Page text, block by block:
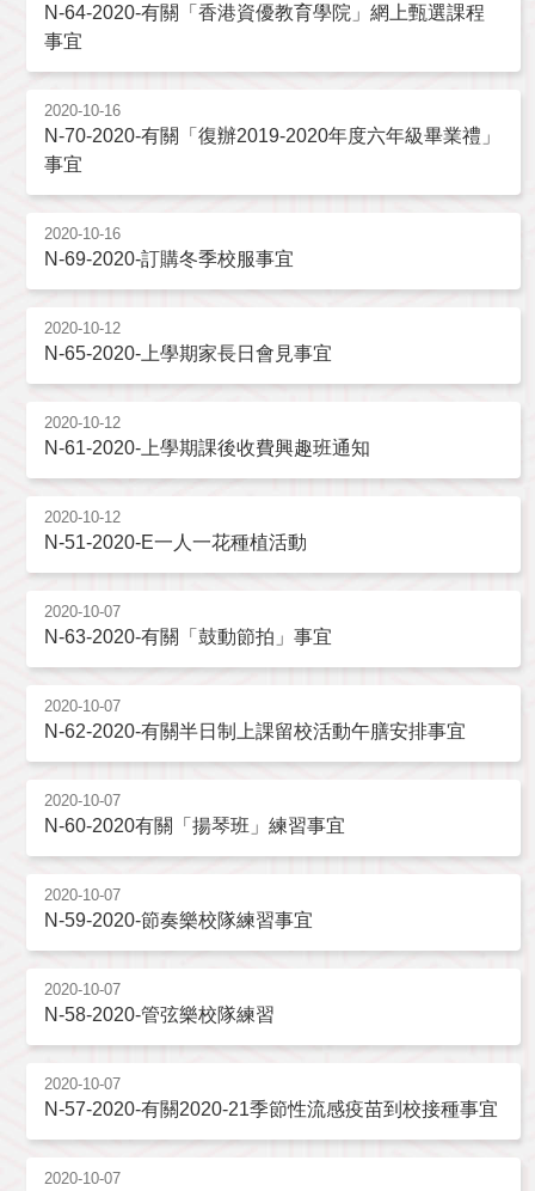
N-64-2020-有關「香港資優教育學院」網上甄選課程
事宜
2020-10-16
N-70-2020-有關「復辦2019-2020年度六年級畢業禮」
事宜
2020-10-16
N-69-2020-訂購冬季校服事宜
2020-10-12
N-65-2020-上學期家長日會見事宜
2020-10-12
N-61-2020-上學期課後收費興趣班通知
2020-10-12
N-51-2020-E一人一花種植活動
2020-10-07
N-63-2020-有關「鼓動節拍」事宜
2020-10-07
N-62-2020-有關半日制上課留校活動午膳安排事宜
2020-10-07
N-60-2020有關「揚琴班」練習事宜
2020-10-07
N-59-2020-節奏樂校隊練習事宜
2020-10-07
N-58-2020-管弦樂校隊練習
2020-10-07
N-57-2020-有關2020-21季節性流感疫苗到校接種事宜
2020-10-07